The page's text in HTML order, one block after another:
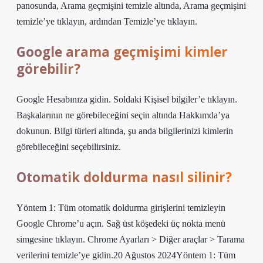
panosunda, Arama geçmişini temizle altında, Arama geçmişini
temizle’ye tıklayın, ardından Temizle’ye tıklayın.
Google arama geçmişimi kimler
görebilir?
Google Hesabınıza gidin. Soldaki Kişisel bilgiler’e tıklayın.
Başkalarının ne görebileceğini seçin altında Hakkımda’ya
dokunun. Bilgi türleri altında, şu anda bilgilerinizi kimlerin
görebileceğini seçebilirsiniz.
Otomatik doldurma nasıl silinir?
Yöntem 1: Tüm otomatik doldurma girişlerini temizleyin
Google Chrome’u açın. Sağ üst köşedeki üç nokta menü
simgesine tıklayın. Chrome Ayarları > Diğer araçlar > Tarama
verilerini temizle’ye gidin.20 Ağustos 2024Yöntem 1: Tüm